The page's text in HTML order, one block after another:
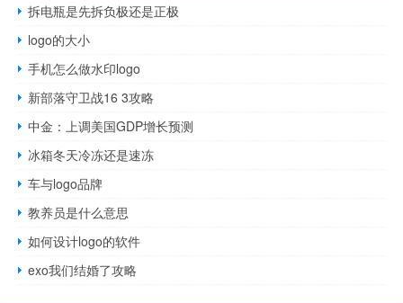
拆电瓶是先拆负极还是正极
logo的大小
手机怎么做水印logo
新部落守卫战16 3攻略
中金：上调美国GDP增长预测
冰箱冬天冷冻还是速冻
车与logo品牌
教养员是什么意思
如何设计logo的软件
exo我们结婚了攻略